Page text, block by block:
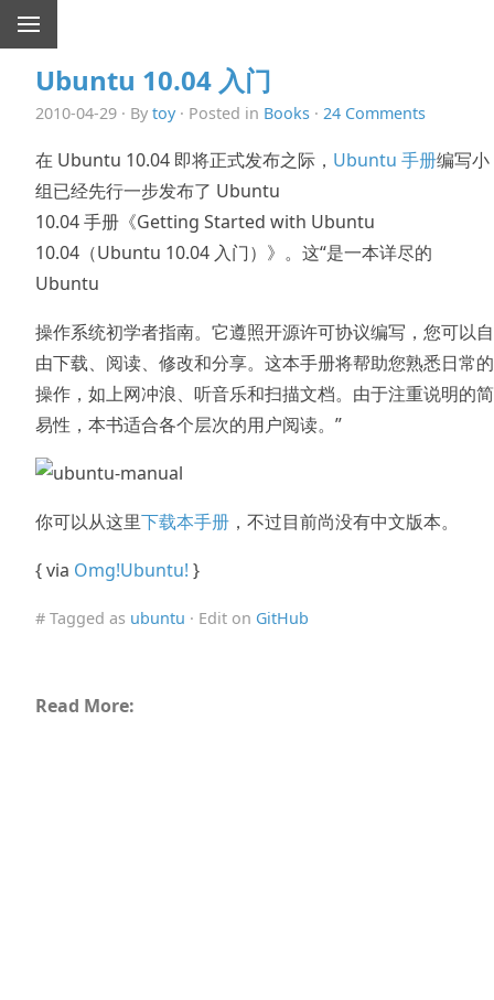
Ubuntu 10.04 入门
2010-04-29 · By toy· Posted in Books · 24 Comments
在 Ubuntu 10.04 即将正式发布之际， Ubuntu 手册编写小
组已经先行一步发布了 Ubuntu
10.04 手册《Getting Started with Ubuntu
10.04（Ubuntu 10.04 入门）》。这“是一本详尽的
Ubuntu
操作系统初学者指南。它遵照开源许可协议编写，您可以自
由下载、阅读、修改和分享。这本手册将帮助您熟悉日常的
操作，如上网冲浪、听音乐和扫描文档。由于注重说明的简
易性，本书适合各个层次的用户阅读。”
你可以从这里下载本手册 ，不过目前尚没有中文版本。
{ via Omg!Ubuntu! }
# Tagged as ubuntu · Edit on GitHub
Read More: